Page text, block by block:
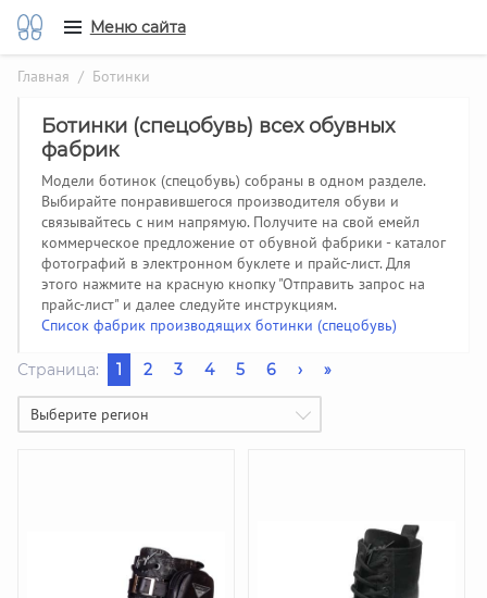
Меню сайта
Главная / Ботинки
Ботинки (спецобувь) всех обувных
фабрик
Модели ботинок (спецобувь) собраны в одном разделе.
Выбирайте понравившегося производителя обуви и
связывайтесь с ним напрямую. Получите на свой емейл
коммерческое предложение от обувной фабрики - каталог
фотографий в электронном буклете и прайс-лист. Для
этого нажмите на красную кнопку "Отправить запрос на
прайс-лист" и далее следуйте инструкциям.
Список фабрик производящих ботинки (спецобувь)
Страница: 1 2 3 4 5 6 › »
Выберите регион